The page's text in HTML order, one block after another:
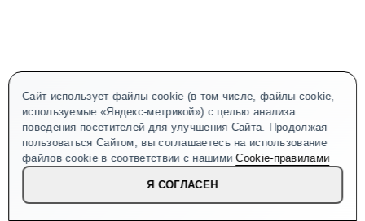
Сайт использует файлы cookie (в том числе, файлы cookie,
используемые «Яндекс-метрикой») с целью анализа
поведения посетителей для улучшения Сайта. Продолжая
пользоваться Сайтом, вы соглашаетесь на использование
файлов cookie в соответствии с нашимиCookie-правилами
Я СОГЛАСЕН